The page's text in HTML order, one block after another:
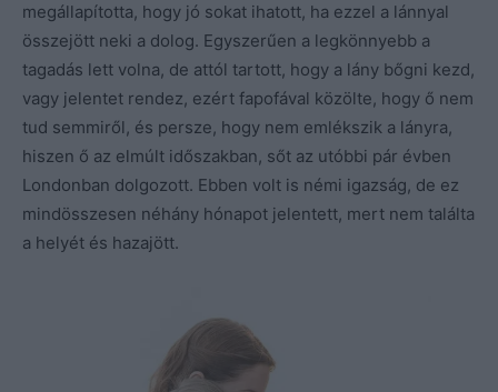
megállapította, hogy jó sokat ihatott, ha ezzel a lánnyal
összejött neki a dolog. Egyszerűen a legkönnyebb a
tagadás lett volna, de attól tartott, hogy a lány bőgni kezd,
vagy jelentet rendez, ezért fapofával közölte, hogy ő nem
tud semmiről, és persze, hogy nem emlékszik a lányra,
hiszen ő az elmúlt időszakban, sőt az utóbbi pár évben
Londonban dolgozott. Ebben volt is némi igazság, de ez
mindösszesen néhány hónapot jelentett, mert nem találta
a helyét és hazajött.